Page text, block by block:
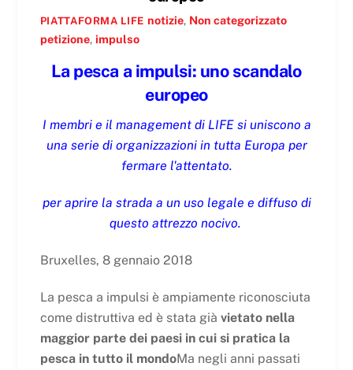
PIATTAFORMA LIFE notizie, Non categorizzato
petizione, impulso
La pesca a impulsi: uno scandalo
europeo
I membri e il management di LIFE si uniscono a
una serie di organizzazioni in tutta Europa per
fermare l'attentato.
per aprire la strada a un uso legale e diffuso di
questo attrezzo nocivo.
Bruxelles, 8 gennaio 2018
La pesca a impulsi è ampiamente riconosciuta
come distruttiva ed è stata già vietato nella
maggior parte dei paesi in cui si pratica la
pesca in tutto il mondoMa negli anni passati